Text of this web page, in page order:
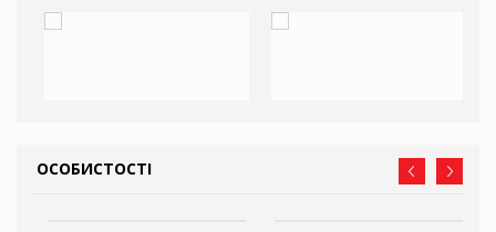
ОСОБИСТОСТІ